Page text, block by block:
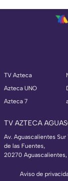
TV Azteca
Azteca UNO
Azteca 7
TV AZTECA
Av. Aguascalientes Sur
de las Fuentes,
20270 Aguascalientes,
Aviso de